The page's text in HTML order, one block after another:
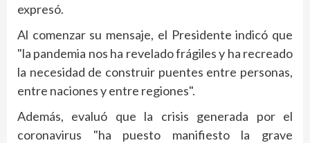
expresó.
Al comenzar su mensaje, el Presidente indicó que
"la pandemia nos ha revelado frágiles y ha recreado
la necesidad de construir puentes entre personas,
entre naciones y entre regiones".
Además, evaluó que la crisis generada por el
coronavirus "ha puesto manifiesto la grave